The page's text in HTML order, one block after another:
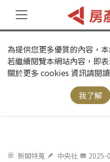
為提供您更多優質的內容，
若繼續閱覽本網站內容，即
關於更多 cookies 資訊請閱
我了解
新聞特蒐 中央社 2025-